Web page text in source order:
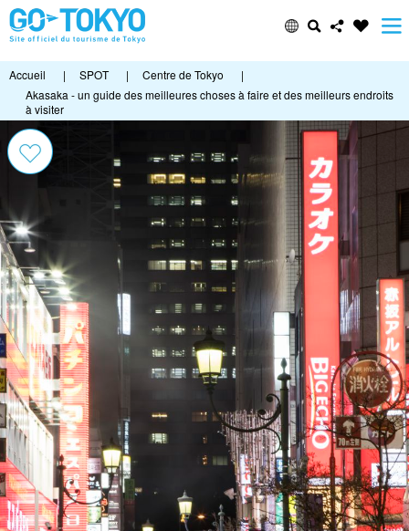
Accueil | SPOT | Centre de Tokyo
|
Akasaka - un guide des meilleures choses à faire et des meilleurs endroits
à visiter